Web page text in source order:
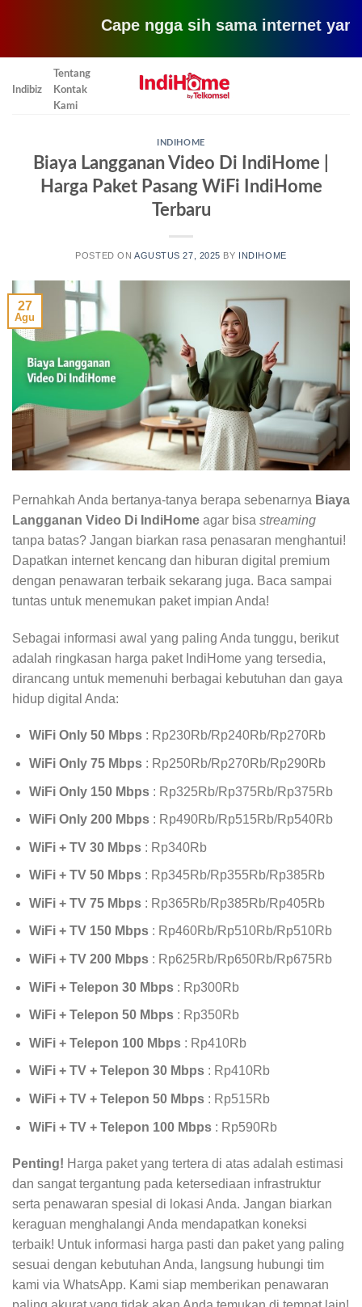
Cape ngga sih sama internet yang
Indibiz
Tentang
Kontak
Kami
INDIHOME
Biaya Langganan Video Di IndiHome |
Harga Paket Pasang WiFi IndiHome
Terbaru
POSTED ON AGUSTUS 27, 2025 BY INDIHOME
27
Agu
Pernahkah Anda bertanya-tanya berapa sebenarnya Biaya
Langganan Video Di IndiHome agar bisa streaming
tanpa batas? Jangan biarkan rasa penasaran menghantui!
Dapatkan internet kencang dan hiburan digital premium
dengan penawaran terbaik sekarang juga. Baca sampai
tuntas untuk menemukan paket impian Anda!
Sebagai informasi awal yang paling Anda tunggu, berikut
adalah ringkasan harga paket IndiHome yang tersedia,
dirancang untuk memenuhi berbagai kebutuhan dan gaya
hidup digital Anda:
WiFi Only 50 Mbps: Rp230Rb/Rp240Rb/Rp270Rb
WiFi Only 75 Mbps: Rp250Rb/Rp270Rb/Rp290Rb
WiFi Only 150 Mbps: Rp325Rb/Rp375Rb/Rp375Rb
WiFi Only 200 Mbps: Rp490Rb/Rp515Rb/Rp540Rb
WiFi + TV 30 Mbps: Rp340Rb
WiFi + TV 50 Mbps: Rp345Rb/Rp355Rb/Rp385Rb
WiFi + TV 75 Mbps: Rp365Rb/Rp385Rb/Rp405Rb
WiFi + TV 150 Mbps: Rp460Rb/Rp510Rb/Rp510Rb
WiFi + TV 200 Mbps: Rp625Rb/Rp650Rb/Rp675Rb
WiFi + Telepon 30 Mbps: Rp300Rb
WiFi + Telepon 50 Mbps: Rp350Rb
WiFi + Telepon 100 Mbps: Rp410Rb
WiFi + TV + Telepon 30 Mbps: Rp410Rb
WiFi + TV + Telepon 50 Mbps: Rp515Rb
WiFi + TV + Telepon 100 Mbps: Rp590Rb
Penting! Harga paket yang tertera di atas adalah estimasi
dan sangat tergantung pada ketersediaan infrastruktur
serta penawaran spesial di lokasi Anda. Jangan biarkan
keraguan menghalangi Anda mendapatkan koneksi
terbaik! Untuk informasi harga pasti dan paket yang paling
sesuai dengan kebutuhan Anda, langsung hubungi tim
kami via WhatsApp. Kami siap memberikan penawaran